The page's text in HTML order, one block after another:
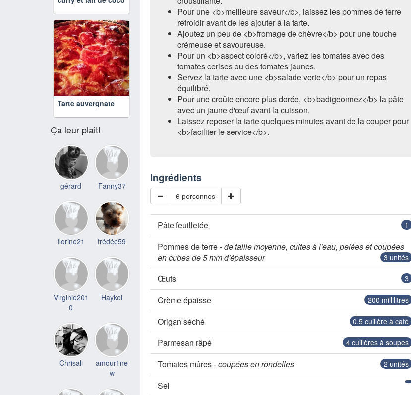
Pour une <b>meilleure saveur</b>, laissez les pommes de terre
refroidir avant de les ajouter à la tarte.
Ajoutez un peu de <b>fromage de chèvre</b> pour une touche
crémeuse et savoureuse.
Pour un <b>aspect coloré</b>, variez les tomates avec des
tomates cerises ou des tomates jaunes.
Servez la tarte avec une <b>salade verte</b> pour un repas
équilibré.
Pour une croûte encore plus dorée, <b>badigeonnez</b> la pâte
avec un jaune d'œuf avant la cuisson.
Laissez reposer la tarte quelques minutes avant de la couper pour
<b>faciliter le service</b>.
Ingrédients
6 personnes
Pâte feuilletée 1
Pommes de terre -de taille moyenne, cuites à l'eau, pelées et coupées
en cubes de 5 mm d'épaisseur
3 unités
Œufs 3
Crème épaisse 200 millilitres
Origan séché 0.5 cuillère à café
Parmesan râpé 4 cuillères à soupes
Tomates mûres -coupées en rondelles 2 unités
Sel
Tarte auvergnate
Ça leur plait!
gérard Fanny37
florine21 frédée59
Virginie201
0
Haykel
Chrisali
amour1ne
w